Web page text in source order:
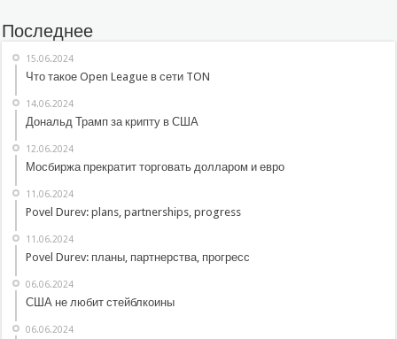
Последнее
15.06.2024
Что такое Open League в сети TON
14.06.2024
Дональд Трамп за крипту в США
12.06.2024
Мосбиржа прекратит торговать долларом и евро
11.06.2024
Povel Durev: plans, partnerships, progress
11.06.2024
Povel Durev: планы, партнерства, прогресс
06.06.2024
США не любит стейблкоины
06.06.2024